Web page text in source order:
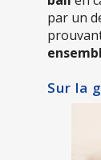
par un
Sur la